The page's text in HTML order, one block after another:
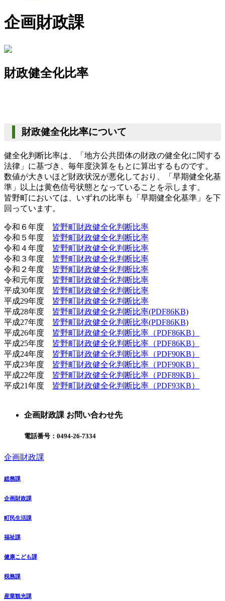
企画財政課
財政健全化比率
財政健全化比率について
健全化判断比率は、「地方公共団体の財政の健全化に関する
法律」に基づき、毎年度決算をもとに算出するものです。
数値が大きいほど財政状況が悪化しており、「早期健全化基
準」以上は黄色信号状態となっていることを示します。
皆野町においては、いずれの比率も「早期健全化基準」を下
回っています。
令和６年度 皆野町財政健全化判断比率
令和５年度 皆野町財政健全化判断比率
令和４年度 皆野町財政健全化判断比率
令和３年度 皆野町財政健全化判断比率
令和２年度 皆野町財政健全化判断比率
令和元年度 皆野町財政健全化判断比率
平成30年度 皆野町財政健全化判断比率
平成29年度 皆野町財政健全化判断比率
平成28年度 皆野町財政健全化判断比率(PDF86KB)
平成27年度 皆野町財政健全化判断比率(PDF86KB)
平成26年度 皆野町財政健全化判断比率（PDF86KB）
平成25年度 皆野町財政健全化判断比率（PDF86KB）
平成24年度 皆野町財政健全化判断比率（PDF90KB）
平成23年度 皆野町財政健全化判断比率（PDF90KB）
平成22年度 皆野町財政健全化判断比率（PDF89KB）
平成21年度 皆野町財政健全化判断比率（PDF93KB）
企画財政課 お問い合わせ先
電話番号： 0494-26-7334
企画財政課
総務課
企画財政課
町民生活課
福祉課
健康こども課
税務課
産業観光課